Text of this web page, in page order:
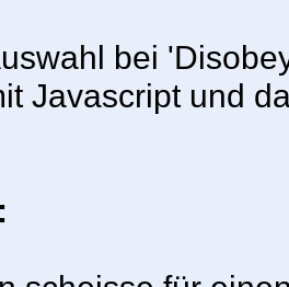
bei
Javascript und